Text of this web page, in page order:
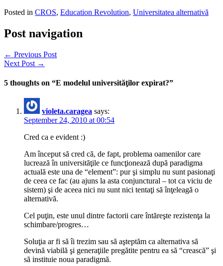
Posted in CROS, Education Revolution, Universitatea alternativă
Post navigation
← Previous Post
Next Post →
5 thoughts on “E modelul universităţilor expirat?”
violeta.caragea says:
September 24, 2010 at 00:54
Cred ca e evident :)
Am început să cred că, de fapt, problema oamenilor care
lucrează în universităţile ce funcţionează după paradigma
actuală este una de “element”: pur şi simplu nu sunt pasionaţi
de ceea ce fac (au ajuns la asta conjunctural – tot ca viciu de
sistem) şi de aceea nici nu sunt nici tentaţi să înţeleagă o
alternativă.
Cel puţin, este unul dintre factorii care întăreşte rezistenţa la
schimbare/progres…
Soluţia ar fi să îi trezim sau să aşteptăm ca alternativa să
devină viabilă şi generaţiile pregătite pentru ea să “crească” şi
să instituie noua paradigmă.